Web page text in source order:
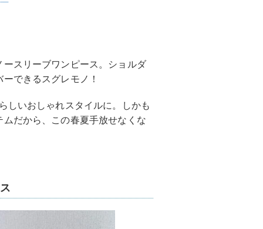
スリーブワンピース。ショルダ
できるスグレモノ！
しいおしゃれスタイルに。しかも
だから、この春夏手放せなくな